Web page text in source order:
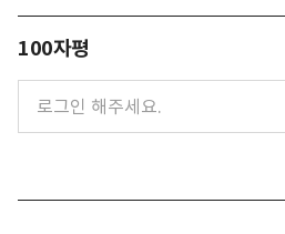
100자평